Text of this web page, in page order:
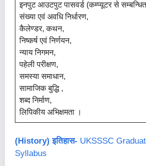
इनपुट आउटपुट पासवर्ड (कम्प्यूटर से
संख्या एवं अवधि निर्धारण,
कैलेण्डर, कथन,
निष्कर्ष एवं निर्णयन,
न्याय निगमन,
पहेली परीक्षण,
समस्या समाधान,
सामाजिक बुद्धि ,
शब्द निर्माण,
लिपिकीय अभिक्षमता ।
(history) इतिहास- UKSSSC
Syllabus